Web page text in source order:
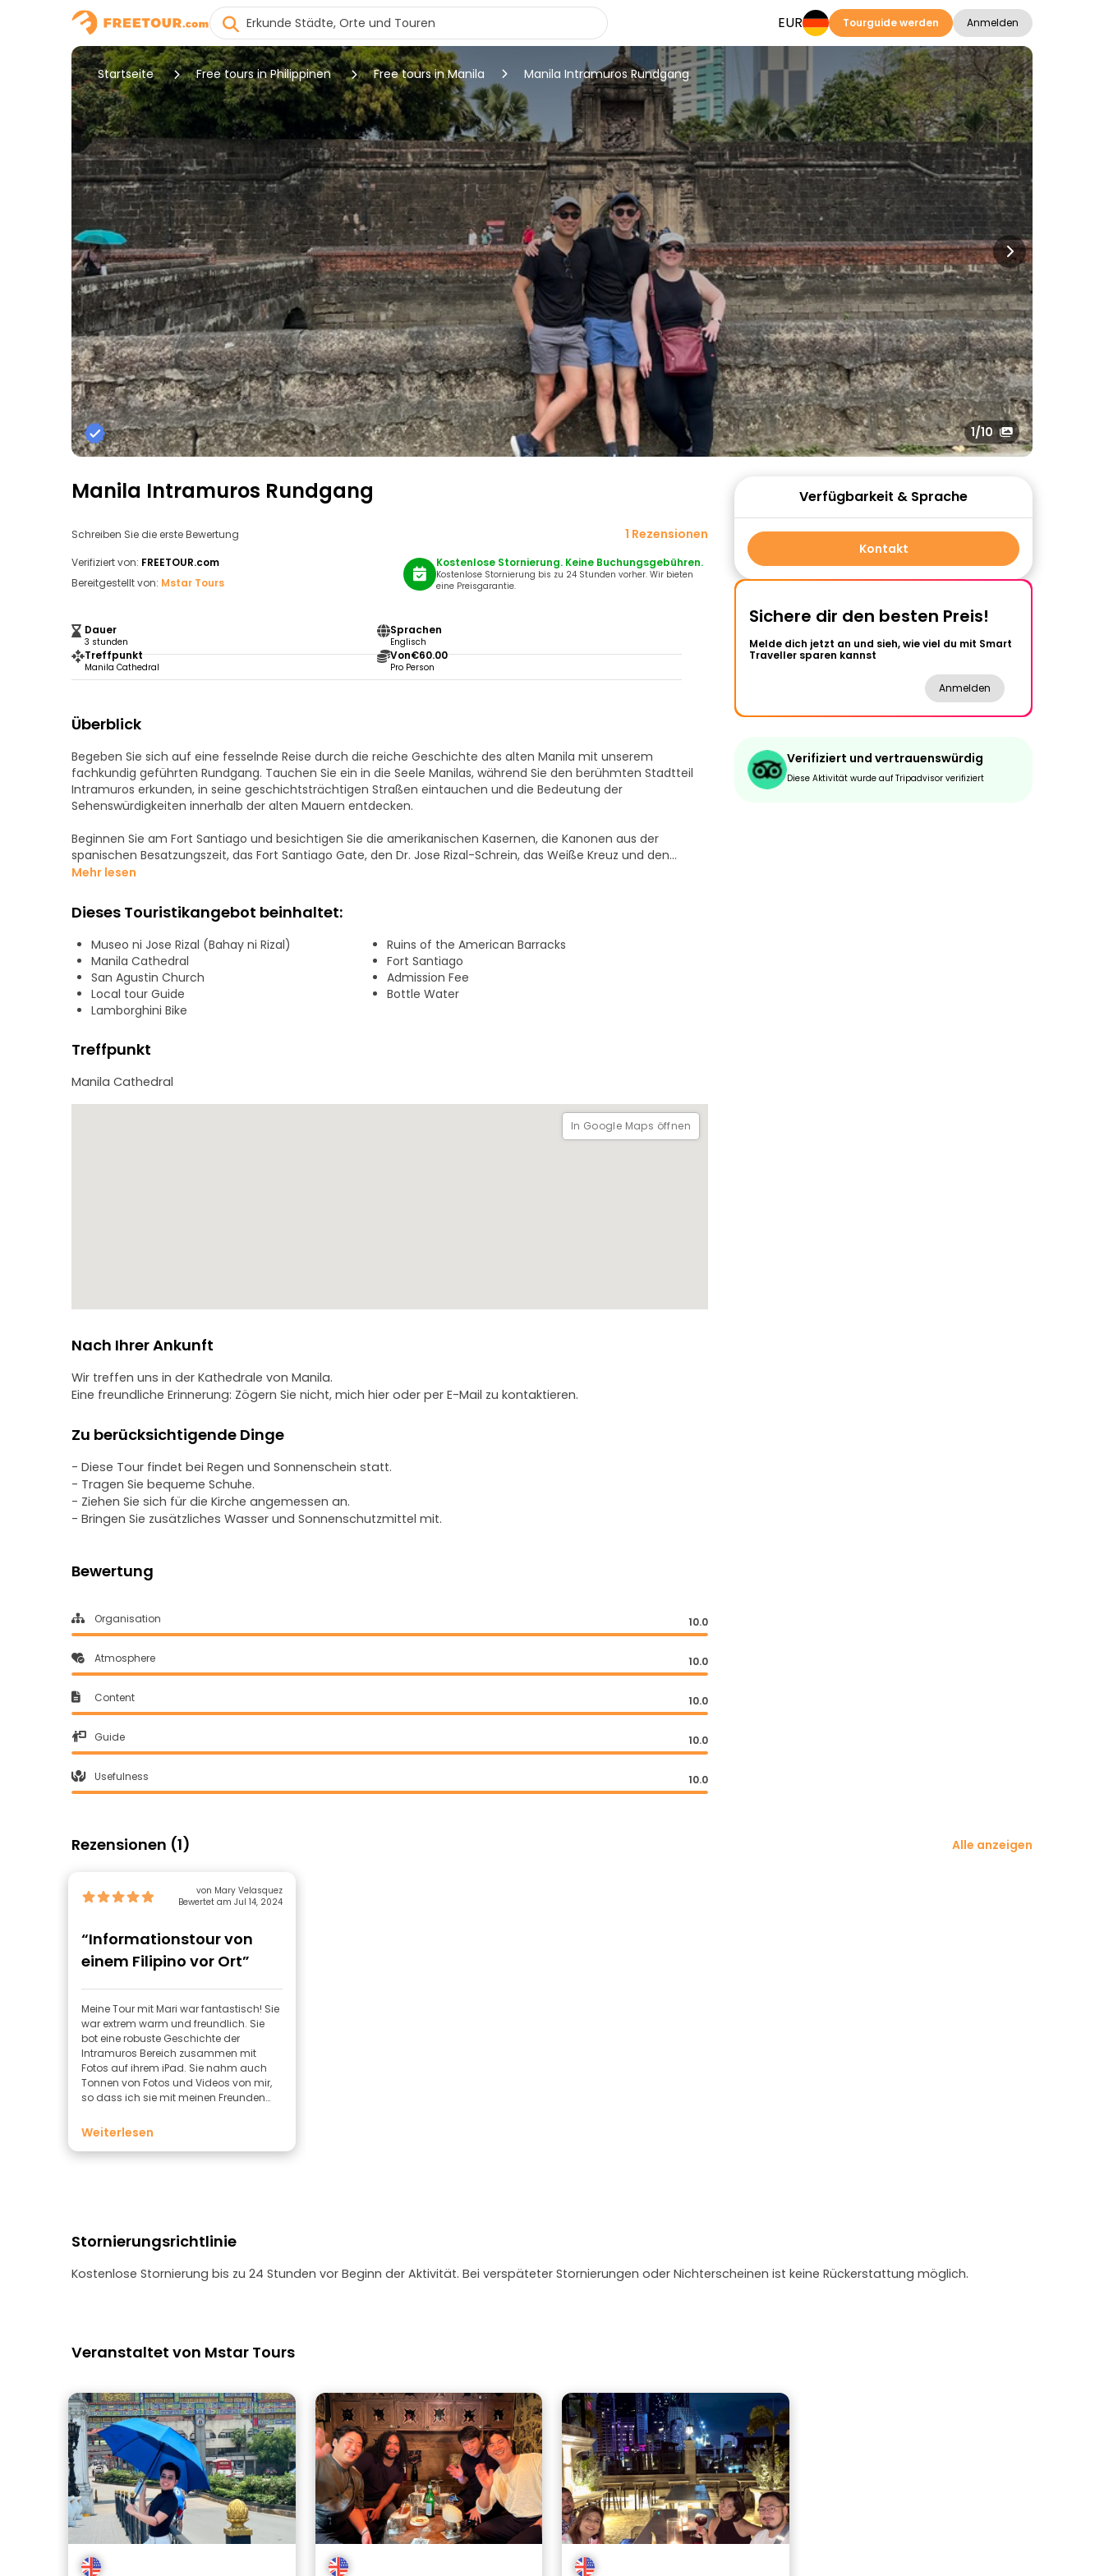
EUR Tourguide werden Anmelden
Startseite Free tours in Philippinen Free tours in Manila Manila Intramuros Rundgang
1/10
Manila Intramuros Rundgang
Schreiben Sie die erste Bewertung 1 Rezensionen
Verifiziert von: FREETOUR.com
Bereitgestellt von: Mstar Tours
Dauer
3 stunden
Sprachen
Englisch
Treffpunkt
Manila Cathedral
Von€60.00
Pro Person
Kostenlose Stornierung. Keine Buchungsgebühren.
Kostenlose Stornierung bis zu 24 Stunden vorher. Wir bieten
eine Preisgarantie.
Überblick
Begeben Sie sich auf eine fesselnde Reise durch die reiche Geschichte des alten Manila mit unserem
fachkundig geführten Rundgang. Tauchen Sie ein in die Seele Manilas, während Sie den berühmten Stadtteil
Intramuros erkunden, in seine geschichtsträchtigen Straßen eintauchen und die Bedeutung der
Sehenswürdigkeiten innerhalb der alten Mauern entdecken.
Beginnen Sie am Fort Santiago und besichtigen Sie die amerikanischen Kasernen, die Kanonen aus der
spanischen Besatzungszeit, das Fort Santiago Gate, den Dr. Jose Rizal-Schrein, das Weiße Kreuz und den
Kerker.
Ganz in der Nähe können Sie die Kathedrale von Manila, die San-Agustin-Kirche und das Casa-Museum
besuchen.
Kommen Sie und entdecken Sie mit uns die reiche Geschichte Manilas.
Mehr lesen
Dieses Touristikangebot beinhaltet:
Museo ni Jose Rizal (Bahay ni Rizal)
Ruins of the American Barracks
Manila Cathedral
Fort Santiago
San Agustin Church
Admission Fee
Local tour Guide
Bottle Water
Lamborghini Bike
Treffpunkt
Manila Cathedral
In Google Maps öffnen
Nach Ihrer Ankunft
Wir treffen uns in der Kathedrale von Manila.
Eine freundliche Erinnerung: Zögern Sie nicht, mich hier oder per E-Mail zu kontaktieren.
Zu berücksichtigende Dinge
- Diese Tour findet bei Regen und Sonnenschein statt.
- Tragen Sie bequeme Schuhe.
- Ziehen Sie sich für die Kirche angemessen an.
- Bringen Sie zusätzliches Wasser und Sonnenschutzmittel mit.
Bewertung
Organisation 10.0
Atmosphere 10.0
Content 10.0
Guide 10.0
Usefulness 10.0
Rezensionen (1) Alle anzeigen
von Mary Velasquez
Bewertet am Jul 14, 2024
“Informationstour von
einem Filipino vor Ort”
Meine Tour mit Mari war fantastisch! Sie
war extrem warm und freundlich. Sie
bot eine robuste Geschichte der
Intramuros Bereich zusammen mit
Fotos auf ihrem iPad. Sie nahm auch
Tonnen von Fotos und Videos von mir,
so dass ich sie mit meinen Freunden
Vielen Dank, Mari!
Weiterlesen
Stornierungsrichtlinie
Kostenlose Stornierung bis zu 24 Stunden vor Beginn der Aktivität. Bei verspäteter Stornierungen oder Nichterscheinen ist keine Rückerstattung möglich.
Verfügbarkeit & Sprache
Kontakt
Sichere dir den besten Preis!
Melde dich jetzt an und sieh, wie viel du mit Smart
Traveller sparen kannst
Anmelden
Verifiziert und vertrauenswürdig
Diese Aktivität wurde auf Tripadvisor verifiziert
Veranstaltet von Mstar Tours